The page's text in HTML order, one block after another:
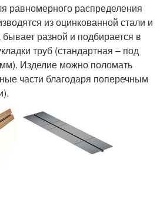
равномерного распределения
из оцинкованной стали и
разной и подбирается в
труб (стандартная – под
Изделие можно поломать
части благодаря поперечным